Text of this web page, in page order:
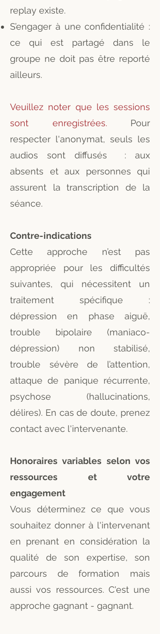
replay existe.
S’engager à une confidentialité :
ce qui est partagé dans le
groupe ne doit pas être reporté
ailleurs.
Veuillez noter que les sessions
sont enregistrées. Pour
respecter l'anonymat, seuls les
audios sont diffusés : aux
absents et aux personnes qui
assurent la transcription de la
séance.
Contre-indications
Cette approche n’est pas
appropriée pour les difficultés
suivantes, qui nécessitent un
traitement spécifique :
dépression en phase aiguë,
trouble bipolaire (maniaco-
dépression) non stabilisé,
trouble sévère de l’attention,
attaque de panique récurrente,
psychose (hallucinations,
délires). En cas de doute, prenez
contact avec l'intervenante.
Honoraires variables selon vos
ressources et votre
engagement
Vous déterminez ce que vous
souhaitez donner à l'intervenant
en prenant en considération la
qualité de son expertise, son
parcours de formation mais
aussi vos ressources. C'est une
approche gagnant - gagnant.